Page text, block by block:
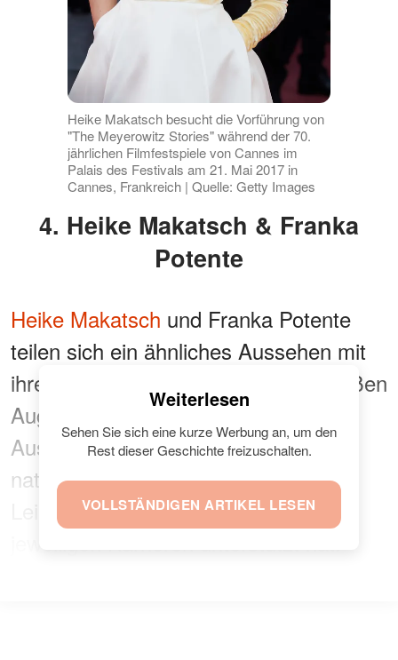
Heike Makatsch besucht die Vorführung von
"The Meyerowitz Stories" während der 70.
jährlichen Filmfestspiele von Cannes im
Palais des Festivals am 21. Mai 2017 in
Cannes, Frankreich | Quelle: Getty Images
4. Heike Makatsch & Franka
Potente
Heike Makatsch und Franka Potente
teilen sich ein ähnliches Aussehen mit
ihren markanten Gesichtszügen, großen
Augen und charismatischen
Ausstrahlungen. Beide haben eine
natürliche Schönheit und eine starke
Leinwandpräsenz, die sie in ihren
jeweiligen Karrieren unterstützt hat.
Weiterlesen
Sehen Sie sich eine kurze Werbung an, um den
Rest dieser Geschichte freizuschalten.
VOLLSTÄNDIGEN ARTIKEL LESEN